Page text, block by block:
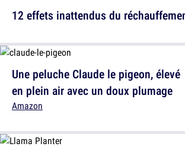
Une peluche Claude le pigeon, élevé
en plein air avec un doux plumage
Amazon
12 effets inattendus du